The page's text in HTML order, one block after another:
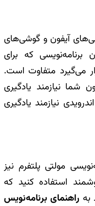
آیفون و گوشی‌های
برنامه‌نویسی که برای
می‌گیرد متفاوت است.
شما نیازمند یادگیری
نیازمند یادگیری
مولتی پلتفرم نیز
استفاده کنید که
به راهنمای برنامه‌نویس